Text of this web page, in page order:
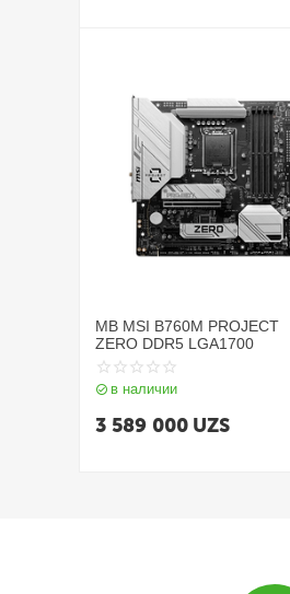
MB MSI B760M PROJECT
ZERO DDR5 LGA1700
в наличии
3 589 000 UZS